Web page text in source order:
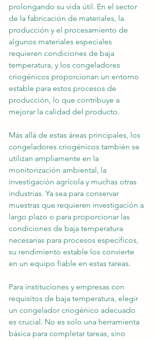
prolongando su vida útil. En el sector
de la fabricación de materiales, la
producción y el procesamiento de
algunos materiales especiales
requieren condiciones de baja
temperatura, y los congeladores
criogénicos proporcionan un entorno
estable para estos procesos de
producción, lo que contribuye a
mejorar la calidad del producto.
Más allá de estas áreas principales, los
congeladores criogénicos también se
utilizan ampliamente en la
monitorización ambiental, la
investigación agrícola y muchas otras
industrias. Ya sea para conservar
muestras que requieren investigación a
largo plazo o para proporcionar las
condiciones de baja temperatura
necesarias para procesos específicos,
su rendimiento estable los convierte
en un equipo fiable en estas tareas.
Para instituciones y empresas con
requisitos de baja temperatura, elegir
un congelador criogénico adecuado
es crucial. No es solo una herramienta
básica para completar tareas, sino